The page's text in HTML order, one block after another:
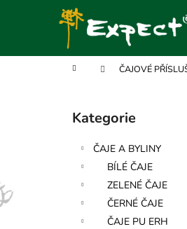
Domů ČAJOVÉ
Přeskočit
kategorie
Kategorie
ČAJE A BYLINY
BÍLÉ ČAJE
ZELENÉ ČAJE
ČERNÉ ČAJE
ČAJE PU ERH
í
Zpět
do
Zpět
do